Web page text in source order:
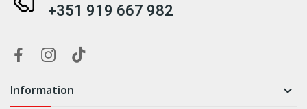
+351 919 667 982
Information 